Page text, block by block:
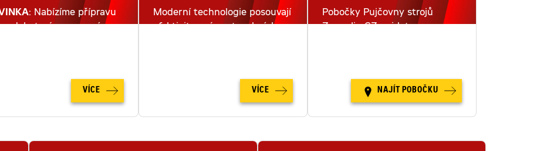
: Nabízíme přípravu
terénu pomocí
VÍCE
Moderní technologie posouvají
efektivitu práce stavebních
VÍCE
Pobočky Pujčovny strojů
Zeppelin CZ najdete na
NAJÍT POBOČKU